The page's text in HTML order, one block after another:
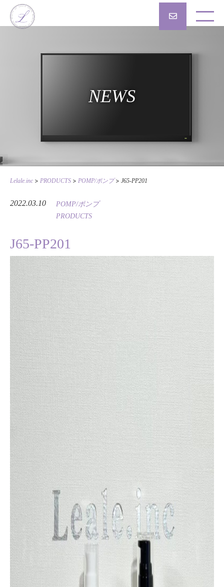
NEWS
Lelale.inc > PRODUCTS > POMP/ポンプ> J65-PP201
2022.03.10
POMP/ポンプ
PRODUCTS
J65-PP201